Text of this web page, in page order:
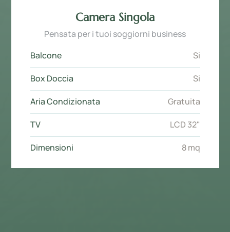
Camera Singola
Pensata per i tuoi soggiorni business
Balcone
Si
Box Doccia Si
Aria Condizionata Gratuita
TV LCD 32"
Dimensioni 8 mq